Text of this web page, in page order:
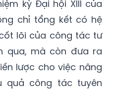
kỳ Đại hội XIII của
chỉ tổng kết có hệ
lõi của công tác tư
qua, mà còn đưa ra
lược cho việc nâng
quả công tác tuyên